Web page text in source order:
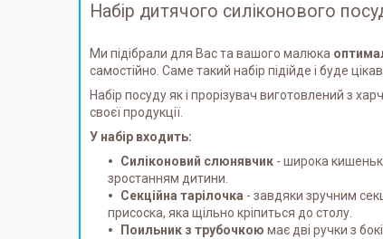
Набір дитячого силіконового
Ми підібрали для Вас та вашого малюка
самостійно. Саме такий набір підійде і буде
Набір посуду як і прорізувач виготовлений з
своєї продукції.
У набір входить:
Силіконовий слюнявчик - широка
зростанням дитини.
Секційна тарілочка - завдяки зручним
присоска, яка щільно кріпиться до столу.
Поильник з трубочкою має дві ручки з